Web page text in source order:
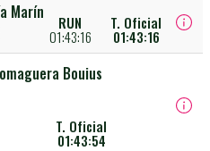
Marín
RUN
01:43:16
T. Oficial
01:43:16
Bouius
T. Oficial
01:43:54